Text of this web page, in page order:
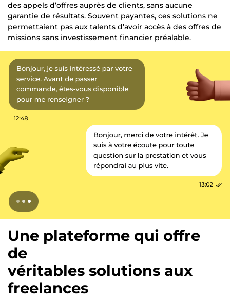
des appels d’offres auprès de clients, sans aucune
garantie de résultats. Souvent payantes, ces solutions ne
permettaient pas aux talents d’avoir accès à des offres de
missions sans investissement financier préalable.
Une plateforme qui offre
de
véritables solutions aux
freelances